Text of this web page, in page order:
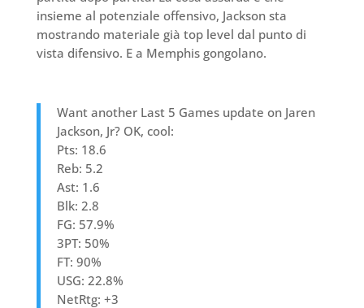
insieme al potenziale offensivo, Jackson sta
mostrando materiale già top level dal punto di
vista difensivo. E a Memphis gongolano.
Want another Last 5 Games update on Jaren
Jackson, Jr? OK, cool:
Pts: 18.6
Reb: 5.2
Ast: 1.6
Blk: 2.8
FG: 57.9%
3PT: 50%
FT: 90%
USG: 22.8%
NetRtg: +3